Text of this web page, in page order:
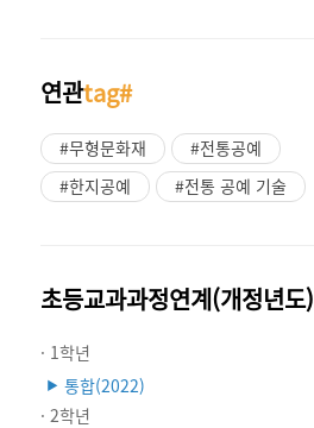
연관tag#
#무형문화재
#전통공예
#한지공예
#전통 공예 기술
초등교과과정연계(개정년도)
· 1학년
▶ 통합(2022)
· 2학년